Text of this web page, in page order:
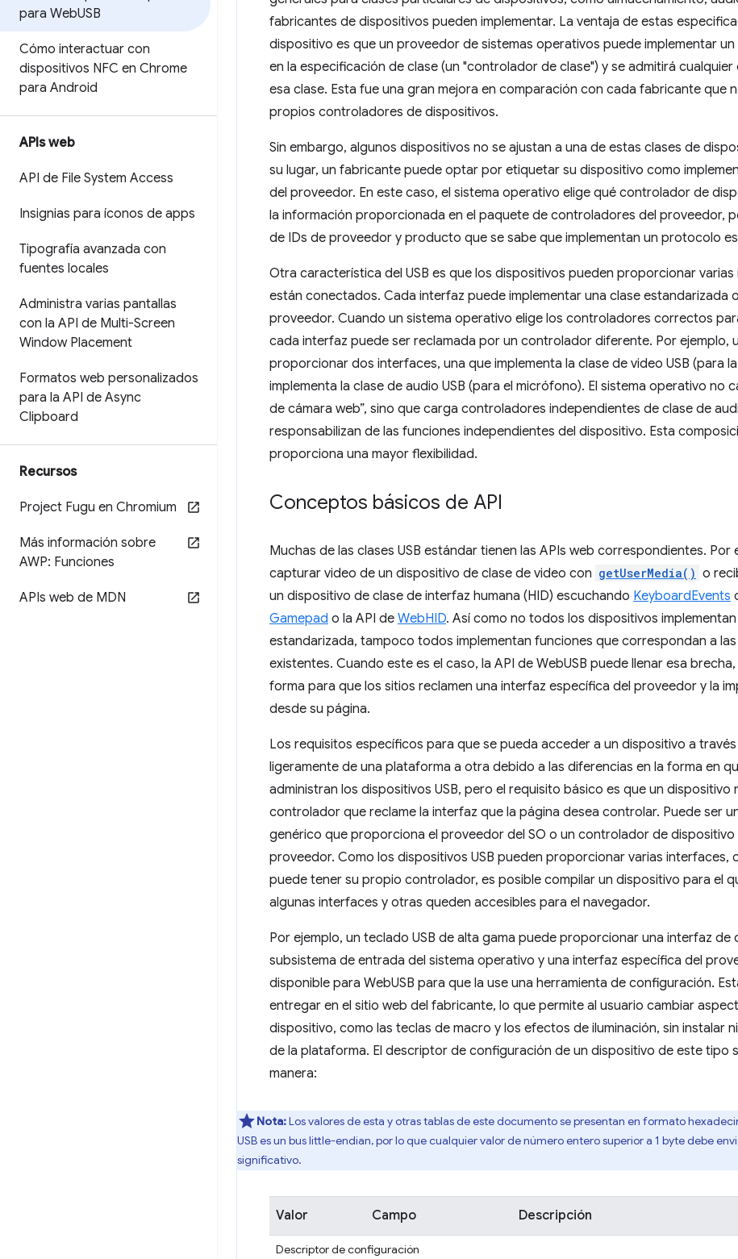
para WebUSB
Cómo interactuar con
dispositivos NFC en Chrome
para Android
APIs web
API de File System Access
Insignias para íconos de apps
Tipografía avanzada con
fuentes locales
Administra varias pantallas
con la API de Multi-Screen
Window Placement
Formatos web personalizados
para la API de Async
Clipboard
Recursos
Project Fugu en Chromium
Más información sobre
AWP: Funciones
APIs web de MDN
fabricantes de dispositivos pueden implementar. La ventaja de estas
dispositivo es que un proveedor de sistemas operativos puede implementar
en la especificación de clase (un "controlador de clase") y se admitirá
esa clase. Esta fue una gran mejora en comparación con cada fabricante que
propios controladores de dispositivos.
Sin embargo, algunos dispositivos no se ajustan a una de estas clases de
su lugar, un fabricante puede optar por etiquetar su dispositivo como
del proveedor. En este caso, el sistema operativo elige qué controlador de
la información proporcionada en el paquete de controladores del proveedor,
de IDs de proveedor y producto que se sabe que implementan un protocolo
Otra característica del USB es que los dispositivos pueden proporcionar
están conectados. Cada interfaz puede implementar una clase estandarizada
proveedor. Cuando un sistema operativo elige los controladores correctos
cada interfaz puede ser reclamada por un controlador diferente. Por ejemplo,
proporcionar dos interfaces, una que implementa la clase de video USB (para
implementa la clase de audio USB (para el micrófono). El sistema operativo no
de cámara web”, sino que carga controladores independientes de clase de
responsabilizan de las funciones independientes del dispositivo. Esta
proporciona una mayor flexibilidad.
Conceptos básicos de API
Muchas de las clases USB estándar tienen las APIs web correspondientes. Por
capturar video de un dispositivo de clase de video con getUserMedia() o
un dispositivo de clase de interfaz humana (HID) escuchando KeyboardEvents
Gamepad o la API de WebHID. Así como no todos los dispositivos
estandarizada, tampoco todos implementan funciones que correspondan a
existentes. Cuando este es el caso, la API de WebUSB puede llenar esa
forma para que los sitios reclamen una interfaz específica del proveedor y la
desde su página.
Los requisitos específicos para que se pueda acceder a un dispositivo a través
ligeramente de una plataforma a otra debido a las diferencias en la forma en
administran los dispositivos USB, pero el requisito básico es que un dispositivo
controlador que reclame la interfaz que la página desea controlar. Puede ser
genérico que proporciona el proveedor del SO o un controlador de
proveedor. Como los dispositivos USB pueden proporcionar varias interfaces,
puede tener su propio controlador, es posible compilar un dispositivo para el
algunas interfaces y otras queden accesibles para el navegador.
Por ejemplo, un teclado USB de alta gama puede proporcionar una interfaz de
subsistema de entrada del sistema operativo y una interfaz específica del
disponible para WebUSB para que la use una herramienta de configuración.
entregar en el sitio web del fabricante, lo que permite al usuario cambiar
dispositivo, como las teclas de macro y los efectos de iluminación, sin instalar
de la plataforma. El descriptor de configuración de un dispositivo de este tipo
manera:
Nota:Los valores de esta y otras tablas de este documento se presentan en formato
USB es un bus little-endian, por lo que cualquier valor de número entero superior a 1 byte debe
significativo.
Valor Campo Descripción
Descriptor de configuración